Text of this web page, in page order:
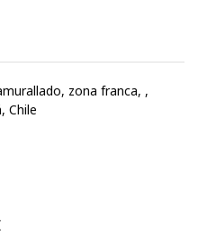
zona franca, ,
Chile